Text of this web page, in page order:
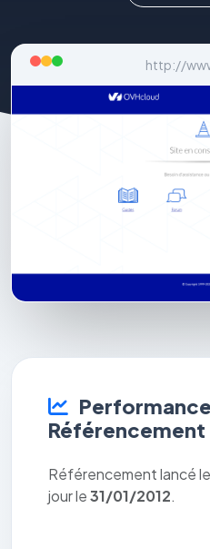
http://
Référencement
Référencement lancé le
jour le31/01/2012.